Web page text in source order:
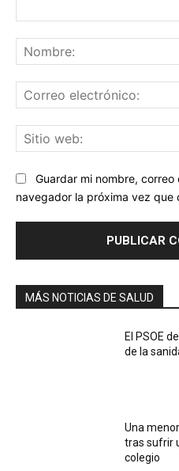
Guardar mi nombre,
navegador la próxima vez que
MÁS NOTICIAS DE SALUD
El PSOE
de la
Una
tras sufrir
colegio